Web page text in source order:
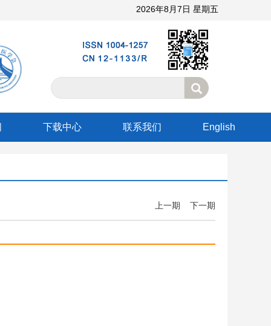
2026年8月7日 星期五
下载中心 联系我们 English
上一期 下一期